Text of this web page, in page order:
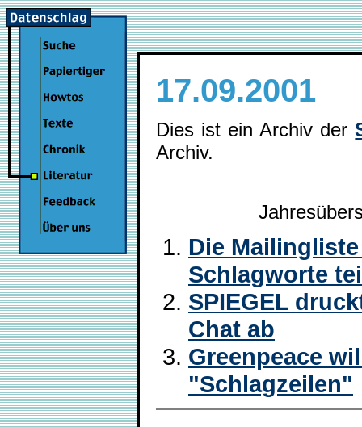
17.09.2001
Dies ist ein Archiv der
Archiv.
Die
Schlagworte
SPIEGEL
Chat ab
Greenpeace
"Schlagzeilen"